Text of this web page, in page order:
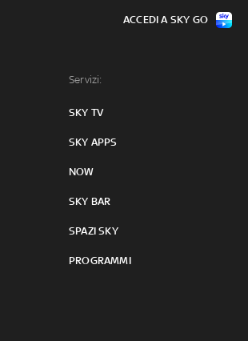
Servizi:
SKY TV
SKY APPS
NOW
SKY BAR
SPAZI SKY
PROGRAMMI
ACCEDI A SKY GO